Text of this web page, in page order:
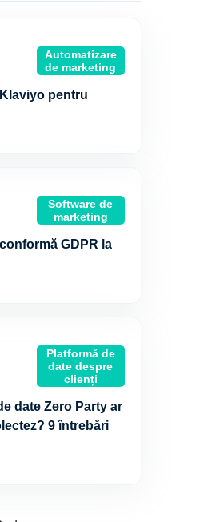
Automatizare
de marketing
pentru
Software de
marketing
GDPR la
Platformă de
date despre
clienți
date Zero Party ar
9 întrebări